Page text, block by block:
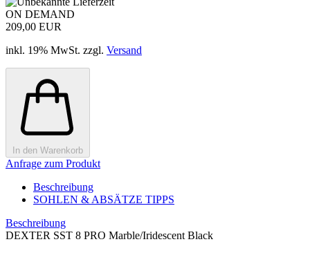
ON DEMAND
209,00 EUR
inkl. 19% MwSt. zzgl. Versand
In den Warenkorb
Anfrage zum Produkt
Beschreibung
SOHLEN & ABSÄTZE TIPPS
Beschreibung
DEXTER SST 8 PRO Marble/Iridescent Black